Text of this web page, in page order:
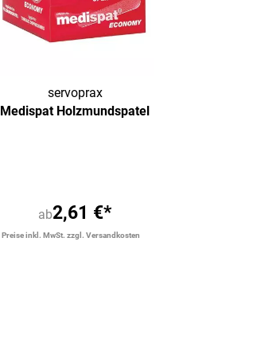
servoprax
Medispat Holzmundspatel
ab2,61 €*
Preise inkl. MwSt. zzgl. Versandkosten